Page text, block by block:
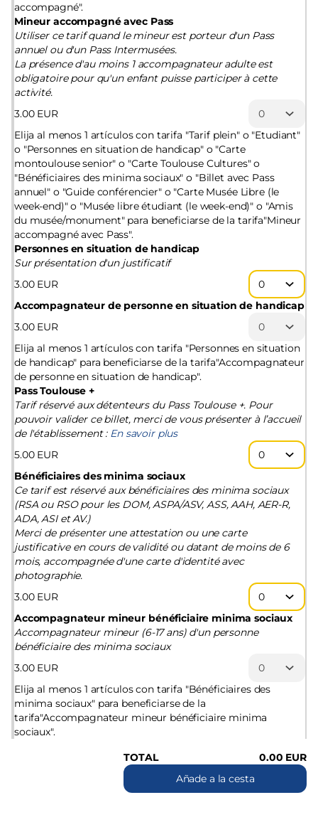
accompagné".
Mineur accompagné avec Pass
Utiliser ce tarif quand le mineur est porteur d'un Pass
annuel ou d'un Pass Intermusées.
La présence d'au moins 1 accompagnateur adulte est
obligatoire pour qu'un enfant puisse participer à cette
activité.
3.00 EUR
Elija al menos 1 artículos con tarifa "Tarif plein" o "Etudiant"
o "Personnes en situation de handicap" o "Carte
montoulouse senior" o "Carte Toulouse Cultures" o
"Bénéficiaires des minima sociaux" o "Billet avec Pass
annuel" o "Guide conférencier" o "Carte Musée Libre (le
week-end)" o "Musée libre étudiant (le week-end)" o "Amis
du musée/monument" para beneficiarse de la tarifa"Mineur
accompagné avec Pass".
Personnes en situation de handicap
Sur présentation d'un justificatif
3.00 EUR
Accompagnateur de personne en situation de handicap
3.00 EUR
Elija al menos 1 artículos con tarifa "Personnes en situation
de handicap" para beneficiarse de la tarifa"Accompagnateur
de personne en situation de handicap".
Pass Toulouse +
Tarif réservé aux détenteurs du Pass Toulouse +. Pour
pouvoir valider ce billet, merci de vous présenter à l’accueil
de l'établissement : En savoir plus
5.00 EUR
Bénéficiaires des minima sociaux
Ce tarif est réservé aux bénéficiaires des minima sociaux
(RSA ou RSO pour les DOM, ASPA/ASV, ASS, AAH, AER-R,
ADA, ASI et AV.)
Merci de présenter une attestation ou une carte
justificative en cours de validité ou datant de moins de 6
mois, accompagnée d'une carte d'identité avec
photographie.
3.00 EUR
Accompagnateur mineur bénéficiaire minima sociaux
Accompagnateur mineur (6-17 ans) d'un personne
bénéficiaire des minima sociaux
3.00 EUR
Elija al menos 1 artículos con tarifa "Bénéficiaires des
minima sociaux" para beneficiarse de la
tarifa"Accompagnateur mineur bénéficiaire minima
sociaux".
TOTAL
0.00 EUR
Añade a la cesta